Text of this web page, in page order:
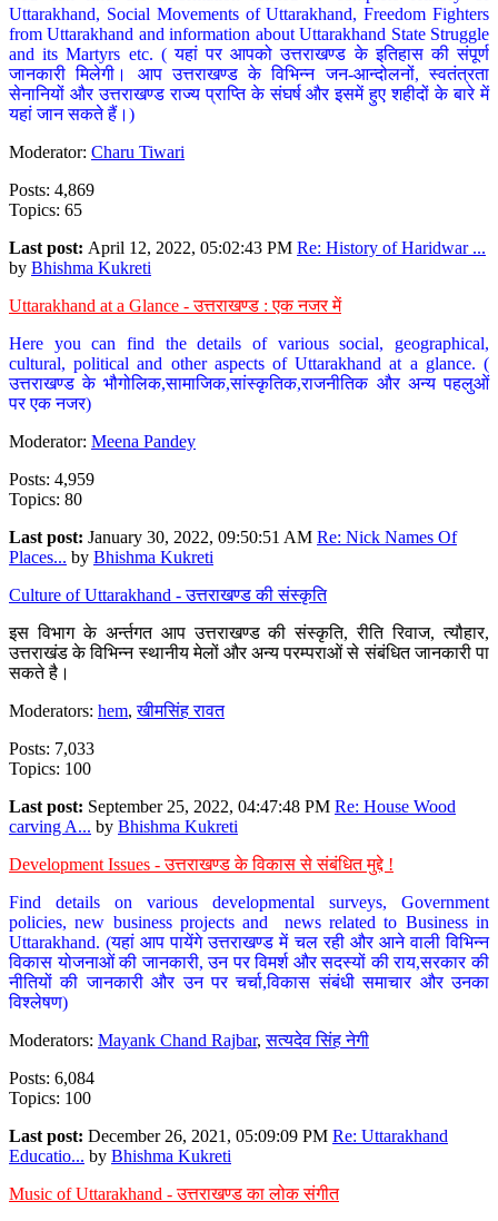
Uttarakhand, Social Movements of Uttarakhand, Freedom Fighters
from Uttarakhand and information about Uttarakhand State Struggle
and its Martyrs etc. ( यहां पर आपको उत्तराखण्ड के इतिहास की संपूर्ण
जानकारी मिलेगी। आप उत्तराखण्ड के विभिन्न जन-आन्दोलनों, स्वतंत्रता
सेनानियों और उत्तराखण्ड राज्य प्राप्ति के संघर्ष और इसमें हुए शहीदों के बारे में
यहां जान सकते हैं।)
Moderator: Charu Tiwari
Posts: 4,869
Topics: 65
Last post: April 12, 2022, 05:02:43 PM Re: History of Haridwar ...
by Bhishma Kukreti
Uttarakhand at a Glance - उत्तराखण्ड : एक नजर में
Here you can find the details of various social, geographical,
cultural, political and other aspects of Uttarakhand at a glance. (
उत्तराखण्ड के भौगोलिक,सामाजिक,सांस्कृतिक,राजनीतिक और अन्य पहलुओं
पर एक नजर)
Moderator: Meena Pandey
Posts: 4,959
Topics: 80
Last post: January 30, 2022, 09:50:51 AM Re: Nick Names Of
Places... by Bhishma Kukreti
Culture of Uttarakhand - उत्तराखण्ड की संस्कृति
इस विभाग के अर्न्तगत आप उत्तराखण्ड की संस्कृति, रीति रिवाज, त्यौहार,
उत्तराखंड के विभिन्न स्थानीय मेलों और अन्य परम्पराओं से संबंधित जानकारी पा
सकते है।
Moderators: hem,खीमसिंह रावत
Posts: 7,033
Topics: 100
Last post: September 25, 2022, 04:47:48 PM Re: House Wood
carving A... by Bhishma Kukreti
Development Issues - उत्तराखण्ड के विकास से संबंधित मुद्दे !
Find details on various developmental surveys, Government
policies, new business projects and news related to Business in
Uttarakhand. (यहां आप पायेंगे उत्तराखण्ड में चल रही और आने वाली विभिन्न
विकास योजनाओं की जानकारी, उन पर विमर्श और सदस्यों की राय,सरकार की
नीतियों की जानकारी और उन पर चर्चा,विकास संबंधी समाचार और उनका
विश्लेषण)
Moderators: Mayank Chand Rajbar,सत्यदेव सिंह नेगी
Posts: 6,084
Topics: 100
Last post: December 26, 2021, 05:09:09 PM Re: Uttarakhand
Educatio... by Bhishma Kukreti
Music of Uttarakhand - उत्तराखण्ड का लोक संगीत